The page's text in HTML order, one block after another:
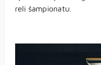
reli šampionatu.